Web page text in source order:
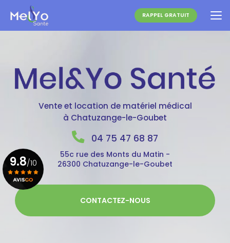
contenu
principal
RAPPEL GRATUIT
Vente et location de matériel médical
à Chatuzange-le-Goubet
04 75 47 68 87
55c rue des Monts du Matin -
26300 Chatuzange-le-Goubet
CONTACTEZ-NOUS
9.8/10
Voir le certificat